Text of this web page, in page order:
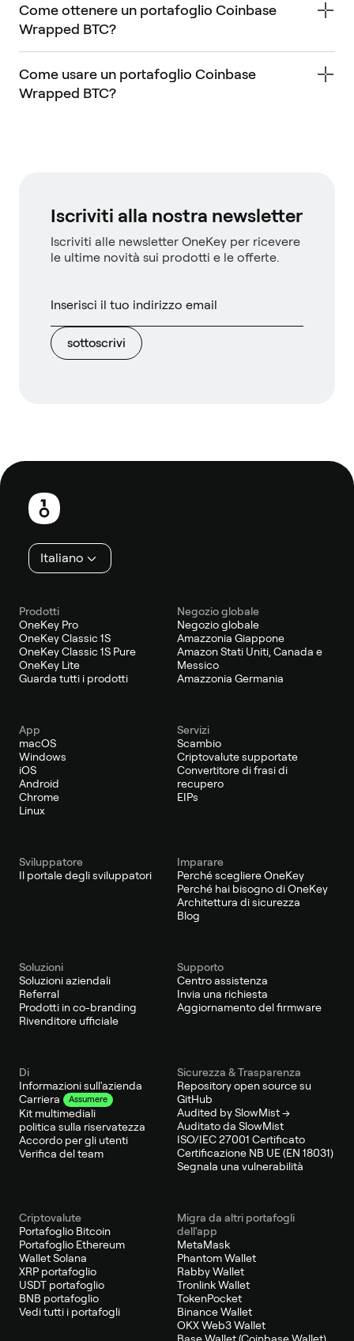
Come ottenere un portafoglio Coinbase
Wrapped BTC?
Come usare un portafoglio Coinbase
Wrapped BTC?
Iscriviti alla nostra newsletter
Iscriviti alle newsletter OneKey per ricevere
le ultime novità sui prodotti e le offerte.
sottoscrivi
Piè
pagina
Italiano
Prodotti
OneKey Pro
OneKey Classic 1S
OneKey Classic 1S Pure
OneKey Lite
Guarda tutti i prodotti
Negozio globale
Negozio globale
Amazzonia Giappone
Amazon Stati Uniti, Canada e
Messico
Amazzonia Germania
App
macOS
Windows
iOS
Android
Chrome
Linux
Servizi
Scambio
Criptovalute supportate
Convertitore di frasi di
recupero
EIPs
Sviluppatore
Il portale degli sviluppatori
Imparare
Perché scegliere OneKey
Perché hai bisogno di OneKey
Architettura di sicurezza
Blog
Soluzioni
Soluzioni aziendali
Referral
Prodotti in co-branding
Rivenditore ufficiale
Supporto
Centro assistenza
Invia una richiesta
Aggiornamento del firmware
Di
Informazioni sull'azienda
Carriera
Assumere
Kit multimediali
politica sulla riservatezza
Accordo per gli utenti
Verifica del team
Sicurezza & Trasparenza
Repository open source su
GitHub
Audited by SlowMist →
Auditato da SlowMist
ISO/IEC 27001 Certificato
Certificazione NB UE (EN 18031)
Segnala una vulnerabilità
Criptovalute
Portafoglio Bitcoin
Portafoglio Ethereum
Wallet Solana
XRP portafoglio
USDT portafoglio
BNB portafoglio
Vedi tutti i portafogli
Migra da altri portafogli
dell'app
MetaMask
Phantom Wallet
Rabby Wallet
Tronlink Wallet
TokenPocket
Binance Wallet
OKX Web3 Wallet
Base Wallet (Coinbase Wallet)